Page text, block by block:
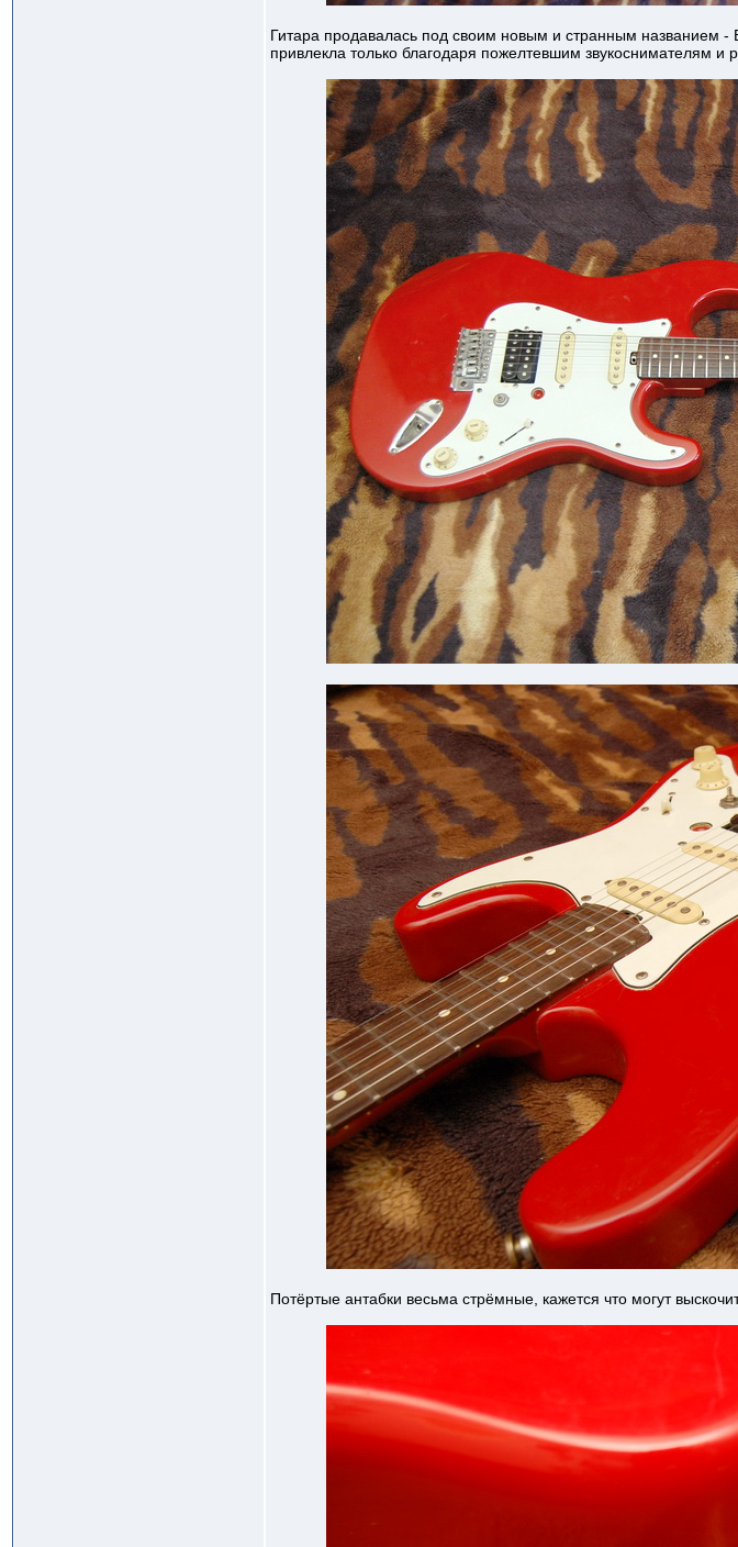
Гитара продавалась под своим новым и странным названием
привлекла только благодаря пожелтевшим звукоснимателям и
Потёртые антабки весьма стрёмные, кажется что могут